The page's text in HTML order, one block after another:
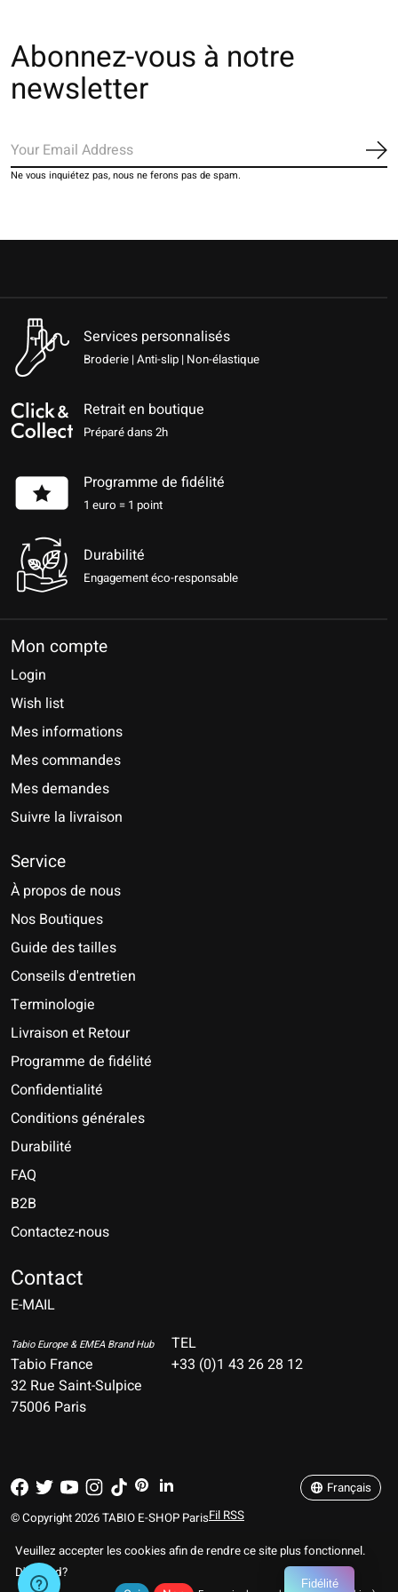
Abonnez-vous à notre
newsletter
Ne vous inquiétez pas, nous ne ferons pas de spam.
Services personnalisés
Broderie | Anti-slip | Non-élastique
Retrait en boutique
Préparé dans 2h
Programme de fidélité
1 euro = 1 point
Durabilité
Engagement éco-responsable
Mon compte
Login
Wish list
Mes informations
Mes commandes
Mes demandes
Suivre la livraison
Service
À propos de nous
Nos Boutiques
Guide des tailles
Conseils d'entretien
Terminologie
Livraison et Retour
Programme de fidélité
Confidentialité
Conditions générales
Durabilité
FAQ
B2B
Contactez-nous
Contact
E-MAIL
Tabio Europe & EMEA Brand Hub
Tabio France
32 Rue Saint-Sulpice
75006 Paris
TEL
+33 (0)1 43 26 28 12
© Copyright 2026 TABIO E-SHOP ParisFil RSS
Français
Veuillez accepter les cookies afin de rendre ce site plus fonctionnel.
D'accord?
Fidélité